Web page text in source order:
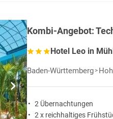
Hervorgegangen sind
. Das größte Volksfest im Süden
der Italienischen
derOdenwald Hotelsbieten ein
Jahr starten. Beste
alten Brücke lässt sich das
Kombi-Angebot:
Hotel Leo in
Baden-Württemberg
2 Übernachtungen
2 x reichhaltiges